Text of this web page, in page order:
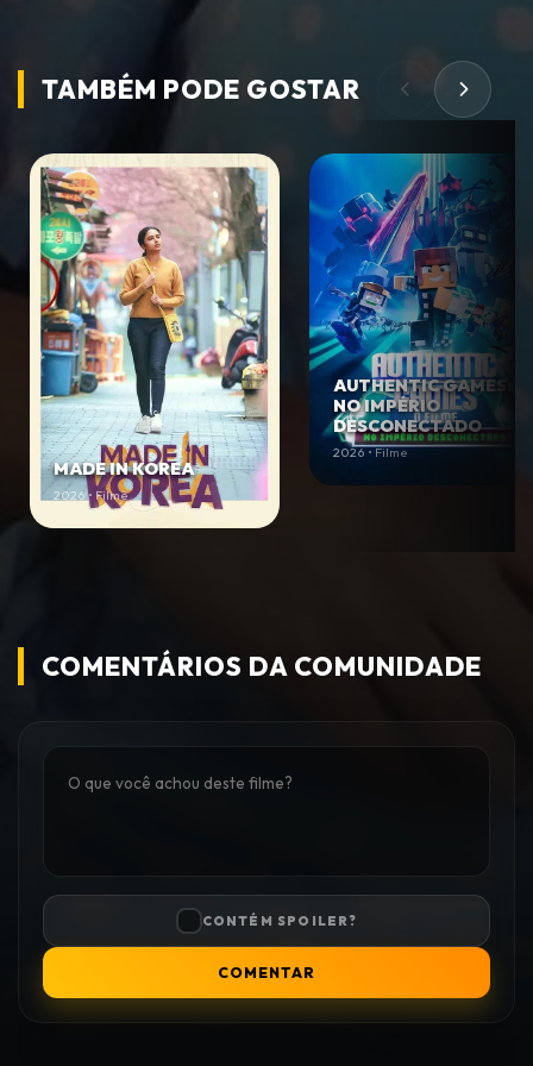
TAMBÉM PODE GOSTAR
MADE IN KOREA
2026 • Filme
AUTHENTIC GAMES:
NO IMPÉRIO
DESCONECTADO
2026 • Filme
COMENTÁRIOS DA COMUNIDADE
CONTÉM SPOILER?
COMENTAR